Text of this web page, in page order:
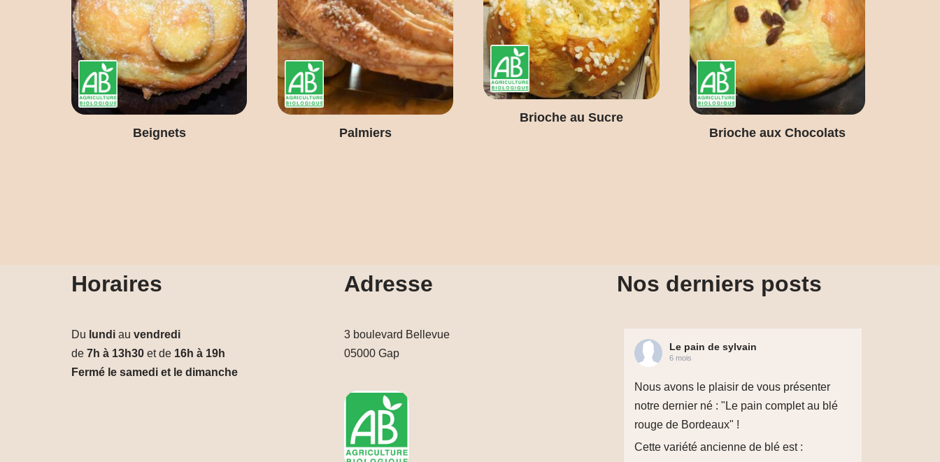
Beignets Palmiers
Brioche au Sucre
Brioche aux Chocolats
Horaires
Du lundi au vendredi
de 7h à 13h30 et de 16h à 19h
Fermé le samedi et le dimanche
Adresse
3 boulevard Bellevue
05000 Gap
Nos derniers posts
Le pain de sylvain
6 mois
Nous avons le plaisir de vous présenter
notre dernier né : "Le pain complet au blé
rouge de Bordeaux" !
Cette variété ancienne de blé est :